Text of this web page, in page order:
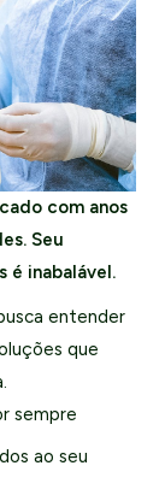
com anos
Seu
é inabalável.
entender
que
sempre
ao seu